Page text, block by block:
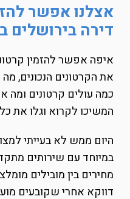
אצלנו אפשר
דירה בירושלים
איפה אפשר להזמין
את הקרטונים הנכונים,
כמה עולים קרטונים
המשיכו לקרוא וגלו את
היום ממש לא בעייתי
במיוחד עם שירותים
מחירים בין מובילים
דווקא אחרי שקובעים